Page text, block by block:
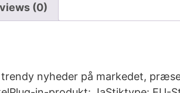
(0)
nyheder på markedet,